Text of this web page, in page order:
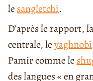
le sangletchi.
D’après le rapport,
centrale, leyaghnobi
Pamir comme le
des langues « en